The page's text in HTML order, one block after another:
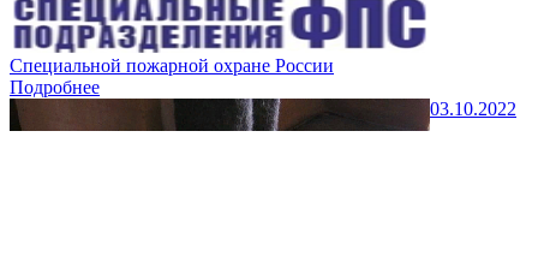
Специальной пожарной охране России
Подробнее
03.10.2022